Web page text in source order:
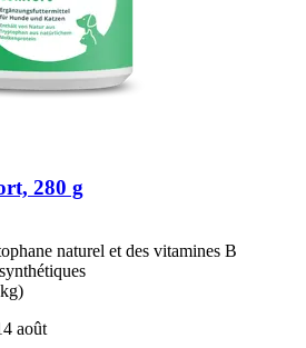
280 g
naturel et des vitamines B
août